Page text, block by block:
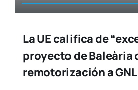
La UE califica de
proyecto de Baleària
remotorización a GNL